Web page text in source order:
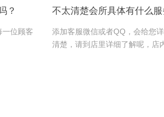
？
一位顾客
不太清楚会所具体有什么
添加客服微信或者QQ，会给您
清楚，请到店里详细了解呢，店